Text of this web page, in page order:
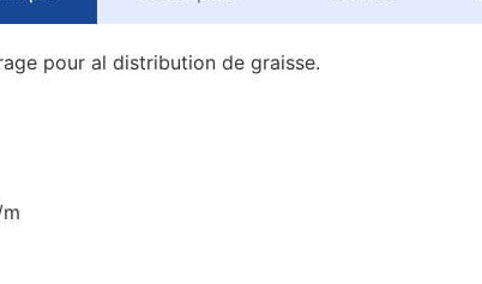
pour al distribution de graisse.